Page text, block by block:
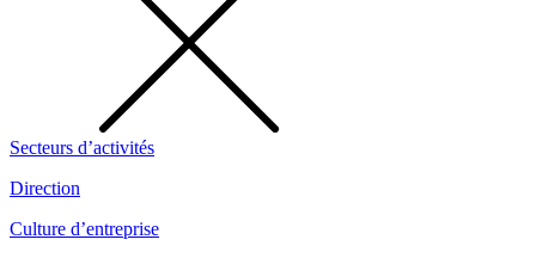
Secteurs d’activités
Direction
Culture d’entreprise